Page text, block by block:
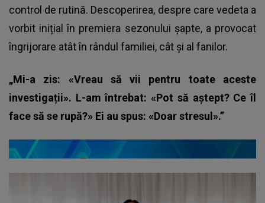
control de rutină. Descoperirea, despre care vedeta a
vorbit inițial în premiera sezonului șapte, a provocat
îngrijorare atât în rândul familiei, cât și al fanilor.
„Mi-a zis: «Vreau să vii pentru toate aceste
investigații». L-am întrebat: «Pot să aștept? Ce îl
face să se rupă?» Ei au spus: «Doar stresul».”